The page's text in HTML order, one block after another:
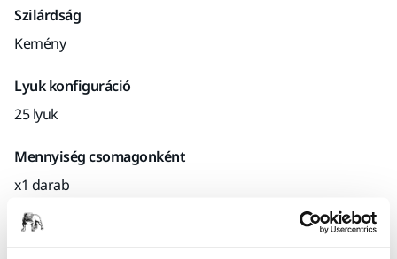
Szilárdság
Kemény
Lyuk konfiguráció
25 lyuk
Mennyiség csomagonként
x1 darab
Mirka kód